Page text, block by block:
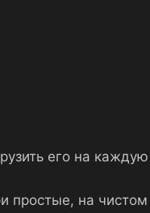
его на
простые, на